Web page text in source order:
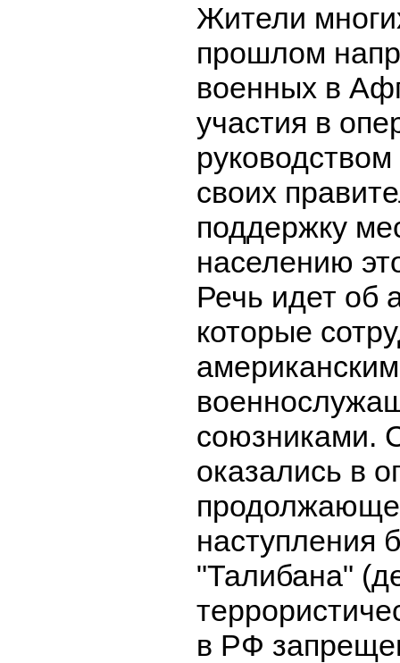
Жители
прошлом
военных в
участия в
своих
поддержку
населению
Речь идет об
которые
союзниками.
оказались в
наступления
"Талибана"
в РФ